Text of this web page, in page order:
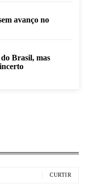
avanço no
Brasil, mas
CURTIR